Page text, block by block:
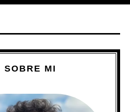
SOBRE MI